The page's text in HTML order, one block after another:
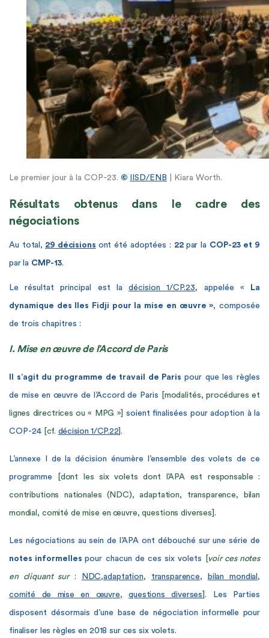
Le premier jour à la COP-23. © IISD/ENB | Kiara Worth.
Résultats obtenus dans le cadre des
négociations
Au total, 29 décisions ont été adoptées : 22 par la COP-23 et 9
par la CMP-13.
Le résultat principal est ladécision 1/CP.23, appelée « La
dynamique des Iles Fidji pour la mise en œuvre », composée
de trois chapitres :
I. Mise en œuvre de l’Accord de Paris
Il s’agit du programme de travail de Parispour que les règles
de mise en œuvre de l’Accord de Paris [modalités, procédures et
lignes directrices ou « MPG »] soient finalisées pour adoption à la
COP-24 [cf. décision 1/CP.22 ].
L’annexe I de la décision énumère l’ensemble des volets de ce
programme [dont les six volets dont l’APA est responsable :
contributions nationales (NDC), adaptation, transparence, bilan
mondial, comité de mise en œuvre, questions diverses] .
Les négociations au sein de l’APA ont débouché sur une série de
notes informellespour chacun de ces six volets voir ces notes
en cliquant sur: NDC,adaptation, transparence, bilan mondial ,
comité de mise en œuvre,questions diverses ]. Les Parties
disposent désormais d’une base de négociationinformelle pour
finaliser les règles en 2018 sur ces six volets.